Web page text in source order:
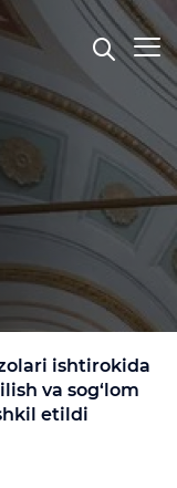
ishtirokida
va sog‘lom
etildi